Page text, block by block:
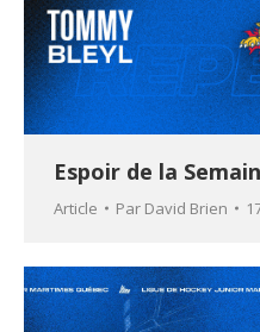
Espoir de la
Article Par David Brien